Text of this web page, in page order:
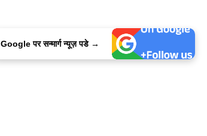
Google पर सन्मार्ग न्यूज़ पडे →